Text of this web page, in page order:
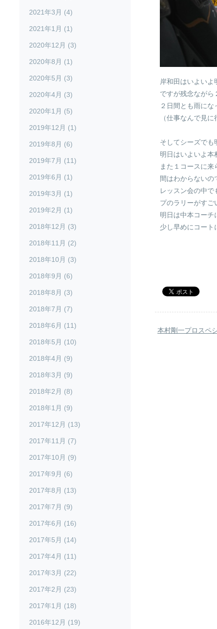
岸和田はいよい
ですが残念ながら
２日間とも雨に
（仕事なんで見
そしてシーズでも
明日はいよいよ本
また１コースに
間はわからないの
レッスン会の中
プのラリーがすご
明日は中本コーチ
少し早めにコート
本村剛一プロスペ
2021年3月 (4)
2021年1月 (1)
2020年12月 (3)
2020年8月 (1)
2020年5月 (3)
2020年4月 (3)
2020年1月 (5)
2019年12月 (1)
2019年8月 (6)
2019年7月 (11)
2019年6月 (1)
2019年3月 (1)
2019年2月 (1)
2018年12月 (3)
2018年11月 (2)
2018年10月 (3)
2018年9月 (6)
2018年8月 (3)
2018年7月 (7)
2018年6月 (11)
2018年5月 (10)
2018年4月 (9)
2018年3月 (9)
2018年2月 (8)
2018年1月 (9)
2017年12月 (13)
2017年11月 (7)
2017年10月 (9)
2017年9月 (6)
2017年8月 (13)
2017年7月 (9)
2017年6月 (16)
2017年5月 (14)
2017年4月 (11)
2017年3月 (22)
2017年2月 (23)
2017年1月 (18)
2016年12月 (19)